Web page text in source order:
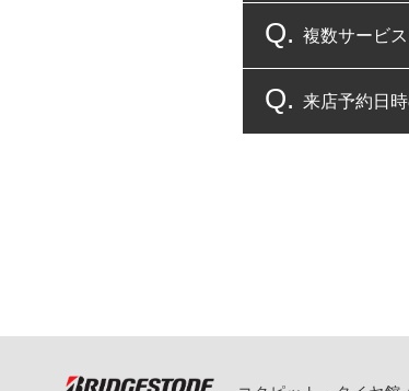
コクピット
複数サービ
複数サービ
来店予約日
また、やむ